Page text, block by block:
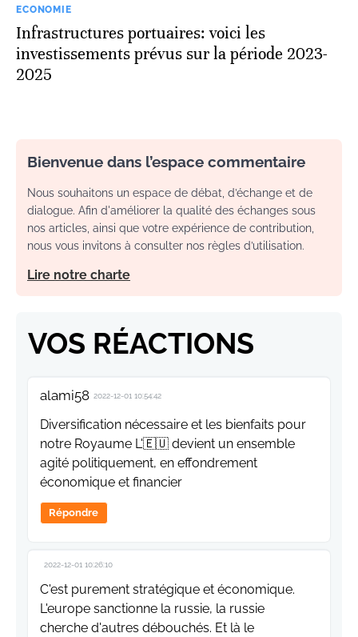
ECONOMIE
Infrastructures portuaires: voici les
investissements prévus sur la période 2023-
2025
Bienvenue dans l’espace commentaire
Nous souhaitons un espace de débat, d’échange et de
dialogue. Afin d'améliorer la qualité des échanges sous
nos articles, ainsi que votre expérience de contribution,
nous vous invitons à consulter nos règles d’utilisation.
Lire notre charte
VOS RÉACTIONS
alami58 2022-12-01 10:54:42
Diversification nécessaire et les bienfaits pour
notre Royaume L'🇪🇺 devient un ensemble
agité politiquement, en effondrement
économique et financier
Répondre
2022-12-01 10:26:10
C'est purement stratégique et économique.
L'europe sanctionne la russie, la russie
cherche d'autres débouchés. Et là le